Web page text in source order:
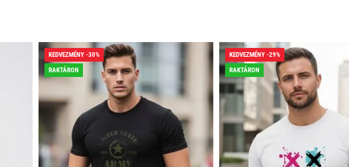
KEDVEZMÉNY -30%
RAKTÁRON
KEDVEZMÉNY -29%
RAKTÁRON